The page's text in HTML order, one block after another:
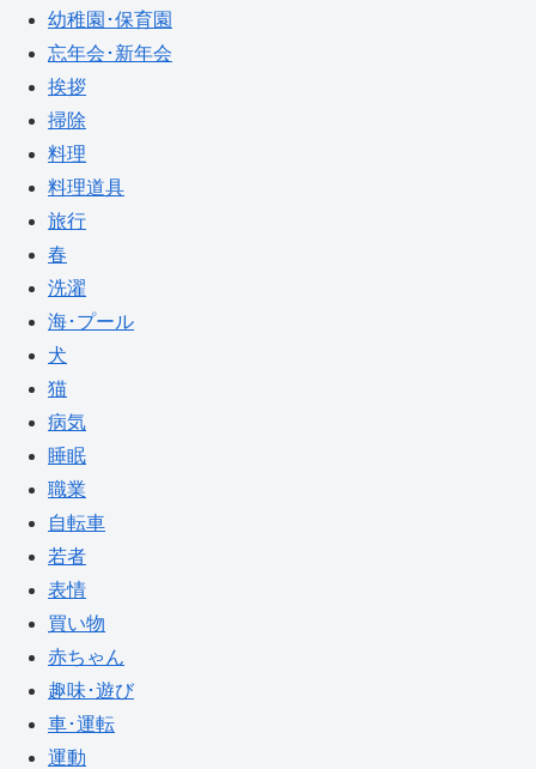
幼稚園･保育園
忘年会･新年会
挨拶
掃除
料理
料理道具
旅行
春
洗濯
海･プール
犬
猫
病気
睡眠
職業
自転車
若者
表情
買い物
赤ちゃん
趣味･遊び
車･運転
運動